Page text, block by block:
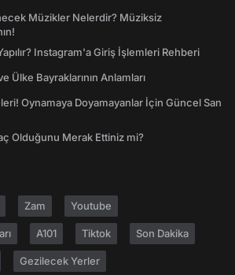
Müzikler Nelerdir? Müziksiz
Instagram'a Giriş İşlemleri Rehberi
Ülke Bayraklarının Anlamları
Oynamaya Doyamayanlar İçin Güncel San
Olduğunu Merak Ettiniz mi?
Zam Youtube
A101 Tiktok Son Dakika
Gezilecek Yerler